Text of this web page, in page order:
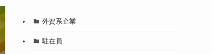
外資系企業
駐在員